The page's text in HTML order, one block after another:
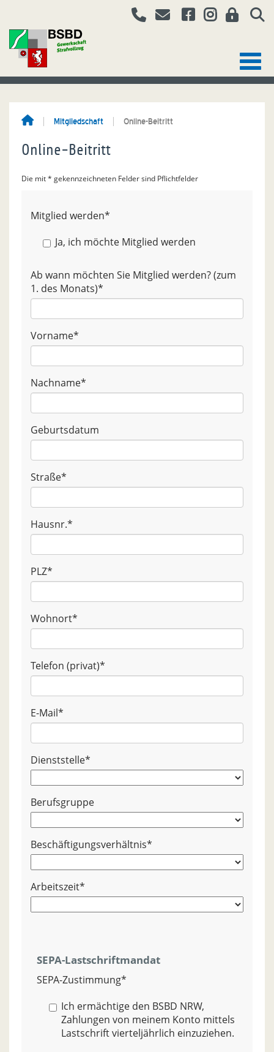
Mitgliedschaft Online-Beitritt
Online-Beitritt
Die mit * gekennzeichneten Felder sind Pflichtfelder
Mitglied werden*
Ja, ich möchte Mitglied werden
Ab wann möchten Sie Mitglied werden? (zum
1. des Monats)*
Vorname*
Nachname*
Geburtsdatum
Straße*
Hausnr.*
PLZ*
Wohnort*
Telefon (privat)*
E-Mail*
Dienststelle*
Berufsgruppe
Beschäftigungsverhältnis*
Arbeitszeit*
SEPA-Lastschriftmandat
SEPA-Zustimmung*
Ich ermächtige den BSBD NRW,
Zahlungen von meinem Konto mittels
Lastschrift vierteljährlich einzuziehen.